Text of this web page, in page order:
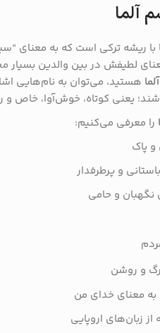
آلما
با ریشه ترکی است که به معنای
لطیفش در بین والدین
هستید، می‌توان به نام‌هایی
یعنی کوتاه، خوش‌آوا، خاص و
را معرفی می‌کنیم:
پاک
و پرطرفدار
نگهبان و حامی
و روشن
به معنای خدای من
زبان‌های اروپایی